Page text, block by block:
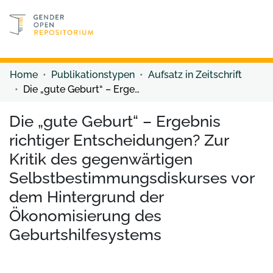
Discover content
Home Publikationstypen
Aufsatz in Zeitschrift
Die „gute Geburt“ – Ergebnis richtiger Entscheidungen? Zur Kritik des gegenwärtigen Selbstbestimmungsdiskurses vor dem Hintergrund der Ökonomisierung des Geburtshilfesystems
Die „gute Geburt“ – Ergebnis
richtiger Entscheidungen? Zur
Kritik des gegenwärtigen
Selbstbestimmungsdiskurses vor
dem Hintergrund der
Ökonomisierung des
Geburtshilfesystems